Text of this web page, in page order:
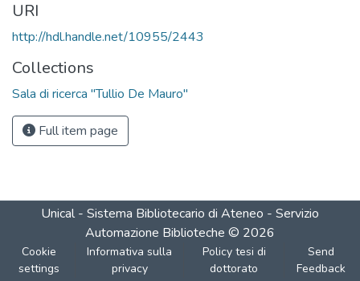
URI
http://hdl.handle.net/10955/2443
Collections
Sala di ricerca "Tullio De Mauro"
Full item page
Unical - Sistema Bibliotecario di Ateneo - Servizio
Automazione Biblioteche © 2026
Cookie
settings
Informativa sulla
privacy
Policy tesi di
dottorato
Send
Feedback